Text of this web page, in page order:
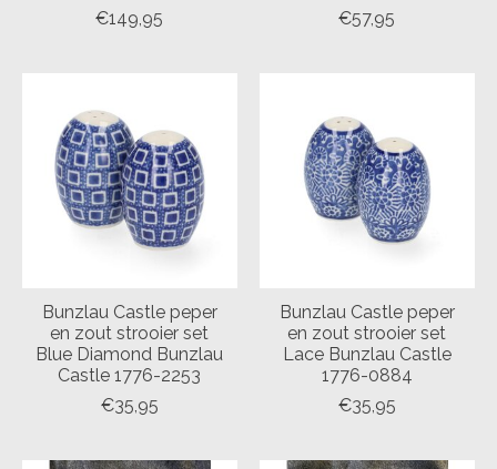
€149,95
€57,95
Bunzlau Castle peper
en zout strooier set
Blue Diamond Bunzlau
Castle 1776-2253
€35,95
Bunzlau Castle peper
en zout strooier set
Lace Bunzlau Castle
1776-0884
€35,95